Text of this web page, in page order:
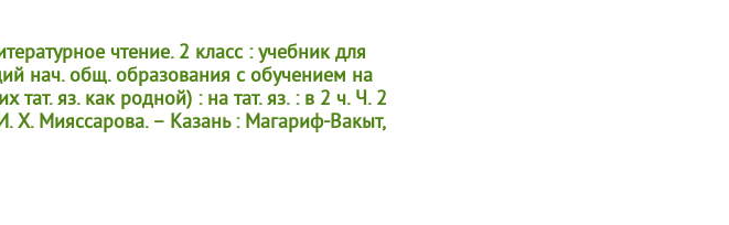
чтение. 2 класс : учебник для
нач. общ. образования с обучением на
тат. яз. как родной) : на тат. яз. : в 2 ч. Ч. 2
Х. Мияссарова. – Казань : Магариф-Вакыт,